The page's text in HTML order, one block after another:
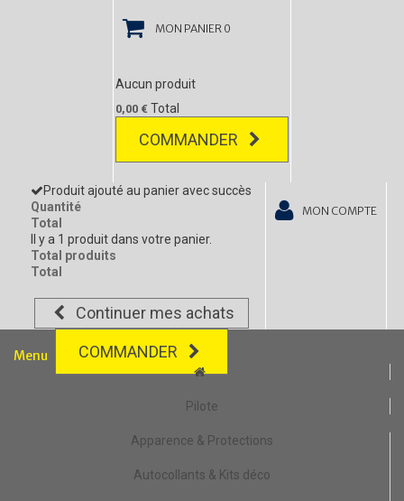
MON PANIER 0
Aucun produit
0,00 € Total
COMMANDER
Produit ajouté au panier avec succès
Quantité
Total
Il y a 1 produit dans votre panier.
Total produits
Total
Continuer mes achats
COMMANDER
MON COMPTE
Menu
Pilote
Apparence & Protections
Autocollants & Kits déco